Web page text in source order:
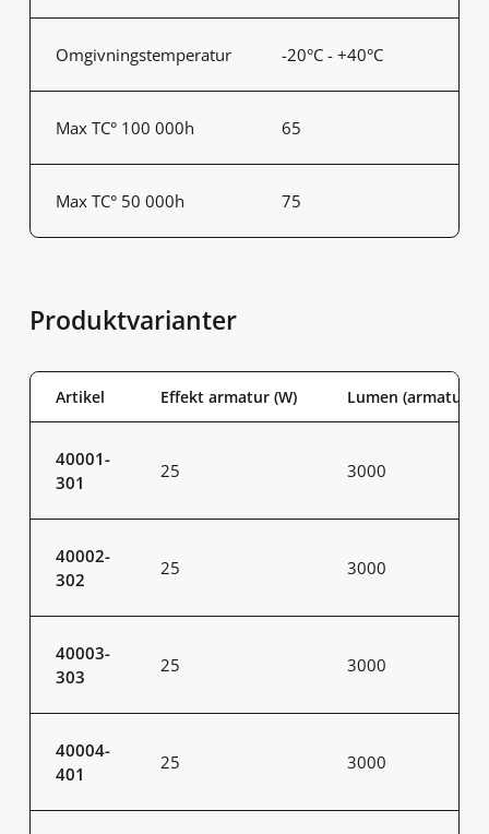
Omgivningstemperatur -20°C - +40°C
Max TC° 100 000h 65
Max TC° 50 000h 75
Produktvarianter
Artikel Effekt armatur (W) Lumen (armatur)
40001-
301
25 3000
40002-
302
25 3000
40003-
303
25 3000
40004-
401
25 3000